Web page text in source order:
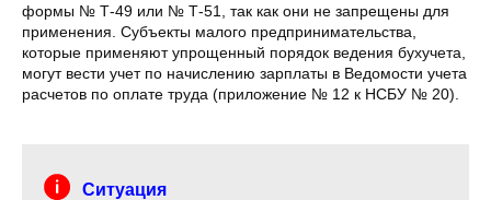
формы № Т-49 или № Т-51, так как они не запрещены для
применения. Субъекты малого предпринимательства,
которые применяют упрощенный порядок ведения бухучета,
могут вести учет по начислению зарплаты в Ведомости учета
расчетов по оплате труда (приложение № 12 к НСБУ № 20).
Ситуация